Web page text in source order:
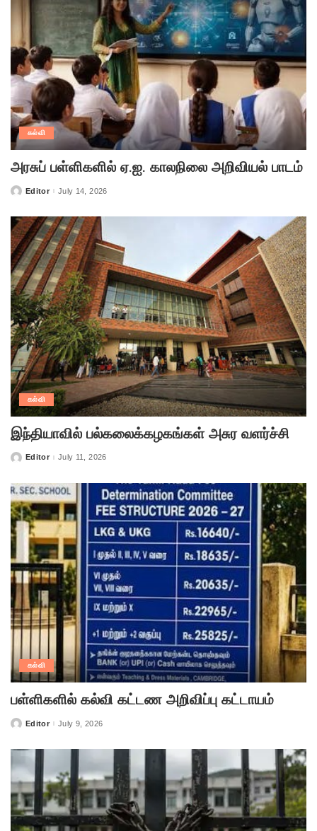
கல்வி
அரசுப் பள்ளிகளில் ஏ.ஐ. காலநிலை அறிவியல் பாடம்
PostedEditor July 14, 2026
கல்வி
இந்தியாவில் பல்கலைக்கழகங்கள் அசுர வளர்ச்சி
PostedEditor July 11, 2026
கல்வி
பள்ளிகளில் கல்வி கட்டண அறிவிப்பு கட்டாயம்
PostedEditor July 9, 2026